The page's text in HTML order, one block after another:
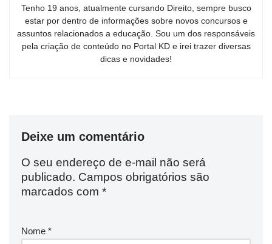
Tenho 19 anos, atualmente cursando Direito, sempre busco
estar por dentro de informações sobre novos concursos e
assuntos relacionados a educação. Sou um dos responsáveis
pela criação de conteúdo no Portal KD e irei trazer diversas
dicas e novidades!
Deixe um comentário
O seu endereço de e-mail não será
publicado. Campos obrigatórios são
marcados com *
Nome *